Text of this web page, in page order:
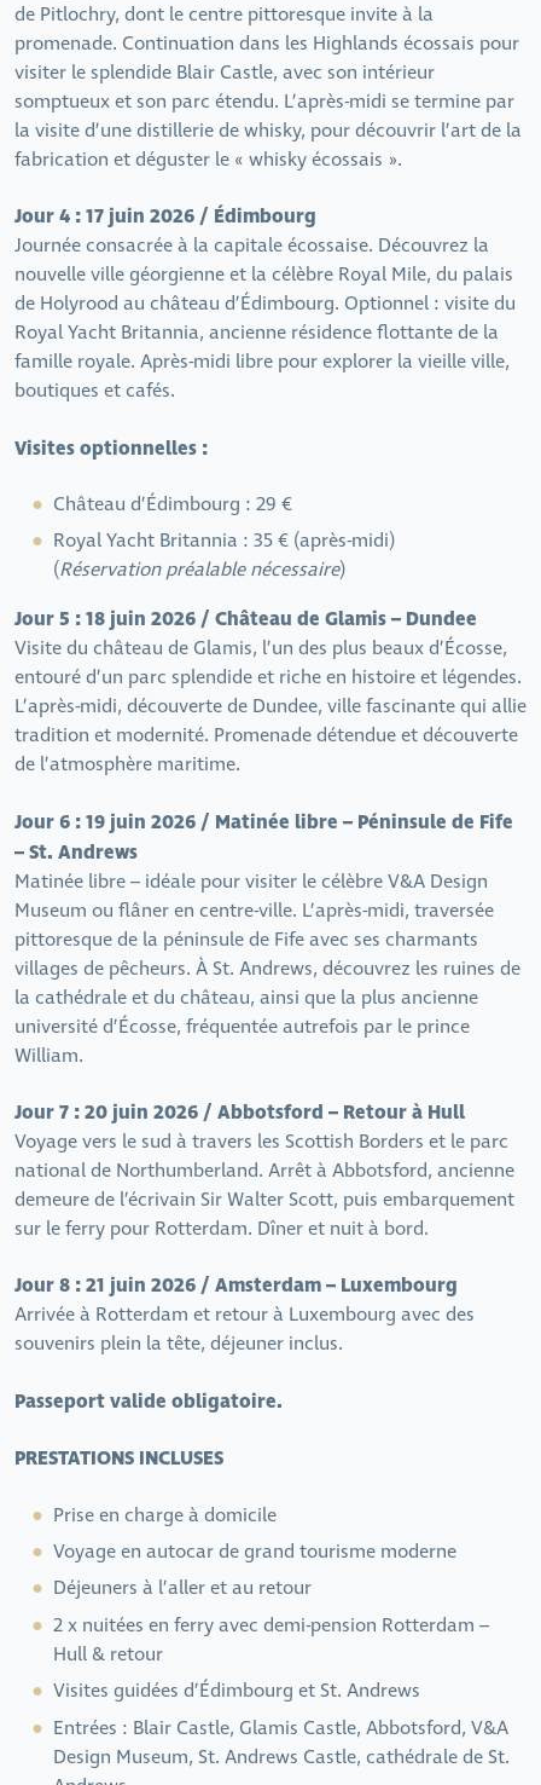
de Pitlochry, dont le centre pittoresque invite à la
promenade. Continuation dans les Highlands écossais pour
visiter le splendide Blair Castle, avec son intérieur
somptueux et son parc étendu. L’après-midi se termine par
la visite d’une distillerie de whisky, pour découvrir l’art de la
fabrication et déguster le « whisky écossais ».
Jour 4 : 17 juin 2026 / Édimbourg
Journée consacrée à la capitale écossaise. Découvrez la
nouvelle ville géorgienne et la célèbre Royal Mile, du palais
de Holyrood au château d’Édimbourg. Optionnel : visite du
Royal Yacht Britannia, ancienne résidence flottante de la
famille royale. Après-midi libre pour explorer la vieille ville,
boutiques et cafés.
Visites optionnelles :
Château d’Édimbourg : 29 €
Royal Yacht Britannia : 35 € (après-midi)
(Réservation préalable nécessaire)
Jour 5 : 18 juin 2026 / Château de Glamis – Dundee
Visite du château de Glamis, l’un des plus beaux d’Écosse,
entouré d’un parc splendide et riche en histoire et légendes.
L’après-midi, découverte de Dundee, ville fascinante qui allie
tradition et modernité. Promenade détendue et découverte
de l’atmosphère maritime.
Jour 6 : 19 juin 2026 / Matinée libre – Péninsule de Fife
– St. Andrews
Matinée libre – idéale pour visiter le célèbre V&A Design
Museum ou flâner en centre-ville. L’après-midi, traversée
pittoresque de la péninsule de Fife avec ses charmants
villages de pêcheurs. À St. Andrews, découvrez les ruines de
la cathédrale et du château, ainsi que la plus ancienne
université d’Écosse, fréquentée autrefois par le prince
William.
Jour 7 : 20 juin 2026 / Abbotsford – Retour à Hull
Voyage vers le sud à travers les Scottish Borders et le parc
national de Northumberland. Arrêt à Abbotsford, ancienne
demeure de l’écrivain Sir Walter Scott, puis embarquement
sur le ferry pour Rotterdam. Dîner et nuit à bord.
Jour 8 : 21 juin 2026 / Amsterdam – Luxembourg
Arrivée à Rotterdam et retour à Luxembourg avec des
souvenirs plein la tête, déjeuner inclus.
Passeport valide obligatoire.
PRESTATIONS INCLUSES
Prise en charge à domicile
Voyage en autocar de grand tourisme moderne
Déjeuners à l’aller et au retour
2 x nuitées en ferry avec demi-pension Rotterdam –
Hull & retour
Visites guidées d’Édimbourg et St. Andrews
Entrées : Blair Castle, Glamis Castle, Abbotsford, V&A
Design Museum, St. Andrews Castle, cathédrale de St.